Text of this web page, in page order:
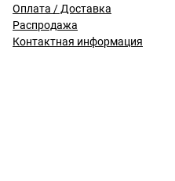
Оплата / Доставка
Распродажа
Контактная информация